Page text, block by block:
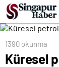
1390 okunma
Küresel